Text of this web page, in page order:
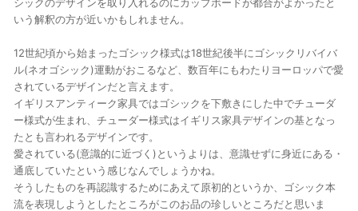
いう解釈の方が近いかもしれません。
12世紀頃から始まったゴシック様式は18世紀後半にゴシックリバイバ
ル(ネオゴシック)運動がおこるなど、数百年にもわたりヨーロッパで愛
されているデザインだと言えます。
イギリスアンティーク家具ではゴシックを下敷きにした中でチューダ
ー様式が生まれ、チューダー様式はイギリス家具デザインの基となっ
たとも言われるデザインです。
愛されている(意識的に近づく)というよりは、意識せずに身近にある・
通底していたという感じなんでしょうかね。
そうしたものを再認識するためにあえて原初的というか、ゴシック本
流を表現しようとしたところがこのお品の珍しいところだと思いま